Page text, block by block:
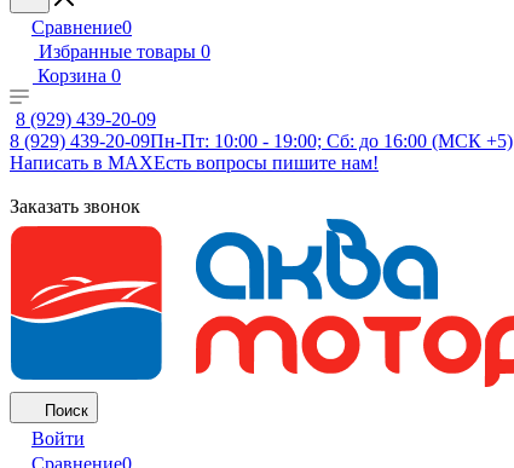
Сравнение0
Избранные товары 0
Корзина 0
8 (929) 439-20-09
8 (929) 439-20-09Пн-Пт: 10:00 - 19:00; Сб: до 16:00 (МСК +5)
Написать в MAXЕсть вопросы пишите нам!
Заказать звонок
Поиск
Войти
Сравнение0